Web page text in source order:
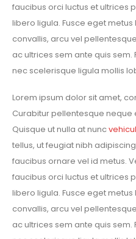
faucibus orci luctus et ultrices
libero ligula. Fusce eget
convallis, arcu vel
ac ultrices sem ante quis
nec scelerisque ligula mollis
Lorem ipsum dolor sit amet,
Curabitur pellentesque
Quisque ut nulla at nunc
tellus, ut feugiat nibh
faucibus ornare vel id metus.
faucibus orci luctus et ultrices
libero ligula. Fusce eget
convallis, arcu vel
ac ultrices sem ante quis